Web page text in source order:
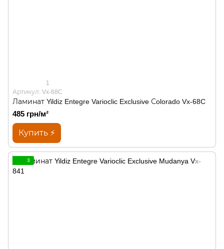
1
Артикул: Vx-68C
Ламинат Yildiz Entegre Varioclic Exclusive Сolorado Vx-68C
485 грн/м²
Купить ⚡
3